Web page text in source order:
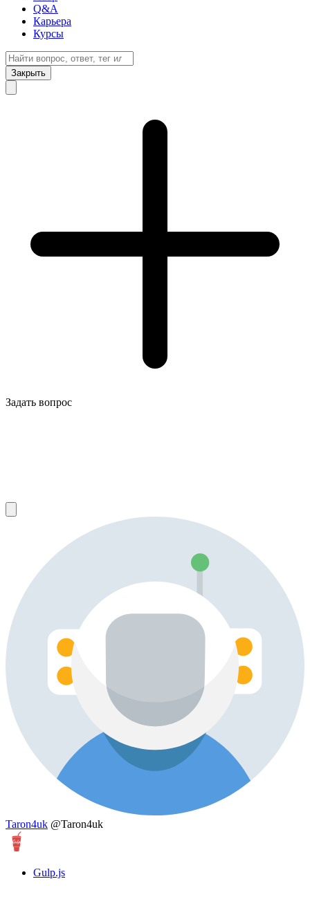
Q&A
Карьера
Курсы
Закрыть
Задать вопрос
Taron4uk @Taron4uk
Gulp.js